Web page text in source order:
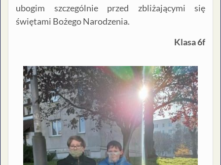
ubogim szczególnie przed zbliżającymi się
świętami Bożego Narodzenia.
Klasa 6f